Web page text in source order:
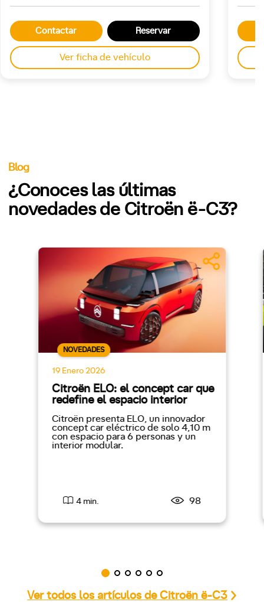
Contactar Reservar
Ver ficha de vehículo
Blog
¿Conoces las últimas
novedades de Citroën ë-C3?
NOVEDADES
19 Enero 2026
Citroën ELO: el concept car que
redefine el espacio interior
Citroën presenta ELO, un innovador
concept car eléctrico de solo 4,10 m
con espacio para 6 personas y un
interior modular.
4 min. 98
Ver todos los artículos de Citroën ë-C3